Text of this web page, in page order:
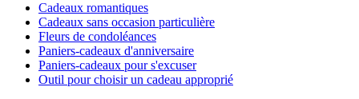
Cadeaux romantiques
Cadeaux sans occasion particulière
Fleurs de condoléances
Paniers-cadeaux d'anniversaire
Paniers-cadeaux pour s'excuser
Outil pour choisir un cadeau approprié